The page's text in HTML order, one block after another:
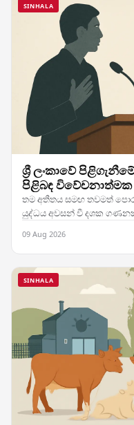
SINHALA
ශ්‍රී ලංකාවේ
පිළිබඳ
තම අතීතය සමඟ තවමත්
යුද්ධය අවසන් වී දශක
09 Aug 2026
SINHALA